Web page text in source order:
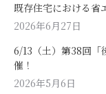
既存住宅における省
2026年6月27日
6/13（土）第38回「
催！
2026年5月6日